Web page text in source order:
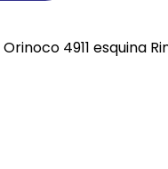
4911 esquina